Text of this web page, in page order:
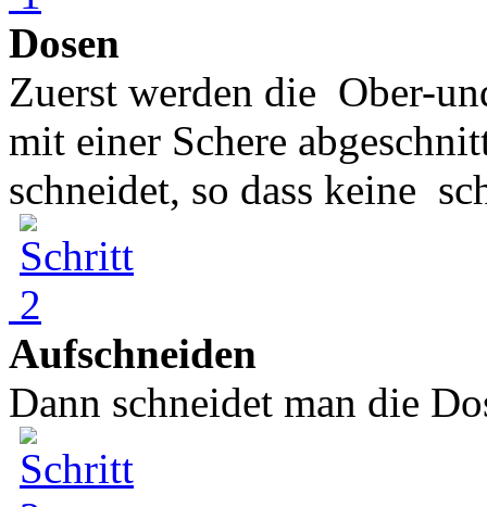
Dosen
Zuerst werden die Ober-
mit einer Schere
schneidet, so dass keine
Aufschneiden
Dann schneidet man die